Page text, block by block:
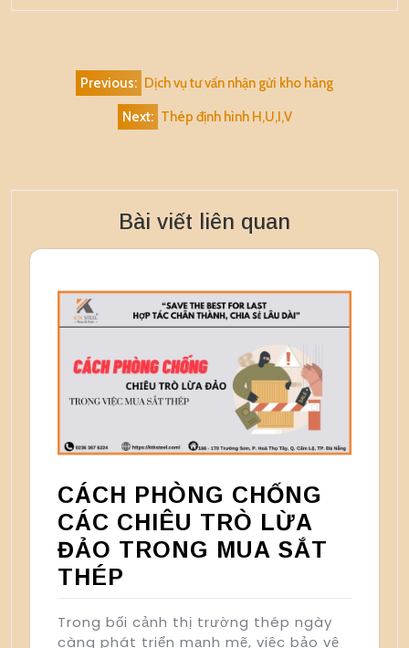
hướng
Previous: Dịch vụ tư vấn nhận gửi kho hàng
Next: Thép định hình H,U,I,V
Bài viết liên quan
CÁCH PHÒNG CHỐNG
CÁC CHIÊU TRÒ LỪA
ĐẢO TRONG MUA SẮT
THÉP
Trong bối cảnh thị trường thép ngày
càng phát triển mạnh mẽ, việc bảo vệ